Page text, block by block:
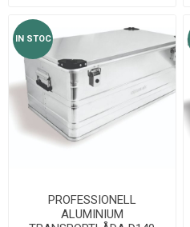
IN STOC
PROFESSIONELL
ALUMINIUM